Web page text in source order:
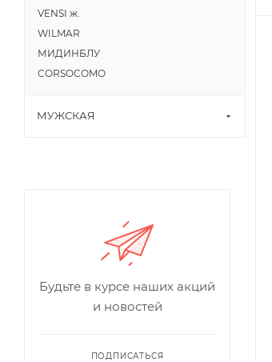
VENSI ж.
WILMAR
МИДИНБЛУ
CORSOCOMO
МУЖСКАЯ
Будьте в курсе наших акций
и новостей
ПОДПИСАТЬСЯ